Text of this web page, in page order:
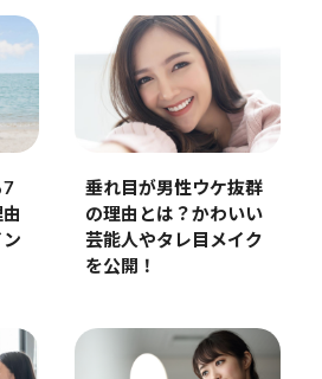
7
ン
垂れ目が男性ウケ抜群
の理由とは？かわいい
芸能人やタレ目メイク
を公開！